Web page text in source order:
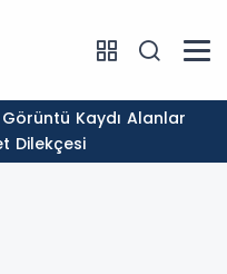
Dilekçesi